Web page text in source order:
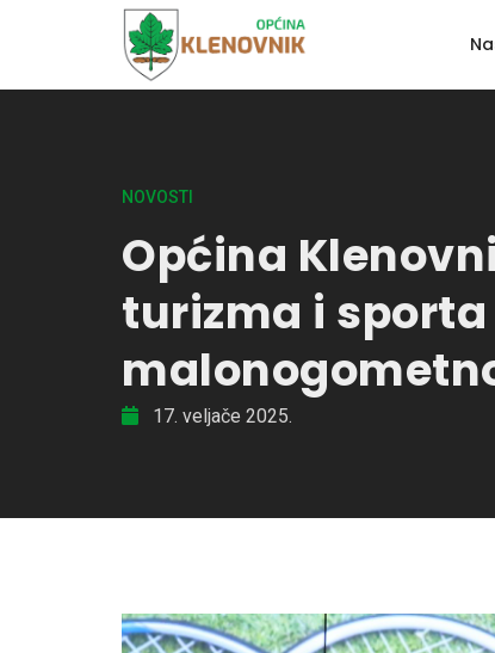
NOVOSTI
Općina
turizma i
17. veljače 2025.